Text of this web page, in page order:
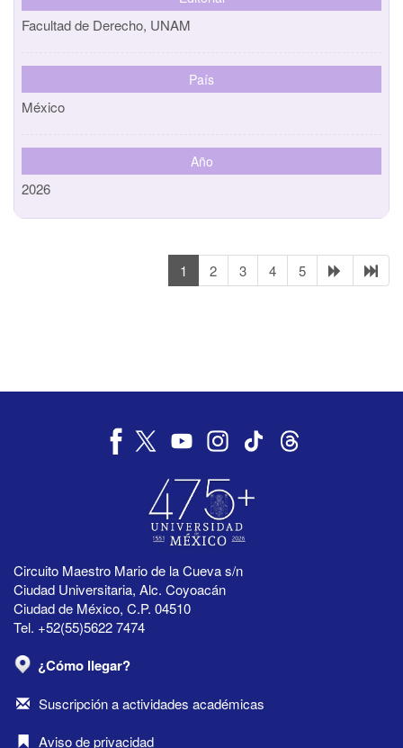
Facultad de Derecho, UNAM
País
México
Año
2026
1 2 3 4 5
Circuito Maestro Mario de la Cueva s/n
Ciudad Universitaria, Alc. Coyoacán
Ciudad de México, C.P. 04510
Tel. +52(55)5622 7474
¿Cómo llegar?
Suscripción a actividades académicas
Aviso de privacidad